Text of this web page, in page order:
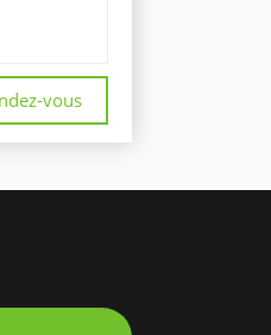
vous